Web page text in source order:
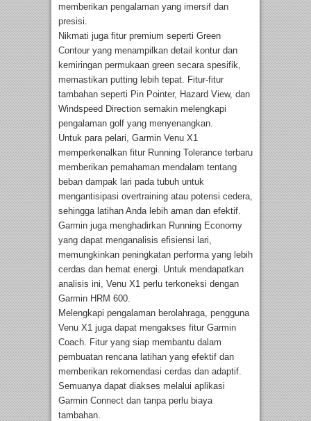
memberikan pengalaman yang imersif dan
presisi.
Nikmati juga fitur premium seperti Green
Contour yang menampilkan detail kontur dan
kemiringan permukaan green secara spesifik,
memastikan putting lebih tepat. Fitur-fitur
tambahan seperti Pin Pointer, Hazard View, dan
Windspeed Direction semakin melengkapi
pengalaman golf yang menyenangkan.
Untuk para pelari, Garmin Venu X1
memperkenalkan fitur Running Tolerance terbaru
memberikan pemahaman mendalam tentang
beban dampak lari pada tubuh untuk
mengantisipasi overtraining atau potensi cedera,
sehingga latihan Anda lebih aman dan efektif.
Garmin juga menghadirkan Running Economy
yang dapat menganalisis efisiensi lari,
memungkinkan peningkatan performa yang lebih
cerdas dan hemat energi. Untuk mendapatkan
analisis ini, Venu X1 perlu terkoneksi dengan
Garmin HRM 600.
Melengkapi pengalaman berolahraga, pengguna
Venu X1 juga dapat mengakses fitur Garmin
Coach. Fitur yang siap membantu dalam
pembuatan rencana latihan yang efektif dan
memberikan rekomendasi cerdas dan adaptif.
Semuanya dapat diakses melalui aplikasi
Garmin Connect dan tanpa perlu biaya
tambahan.